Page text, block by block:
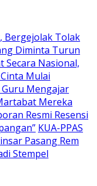
Bergejolak Tolak
Diminta Turun
Secara Nasional,
Mulai
Mengajar
Mereka
Resmi Resensi
KUA-PPAS
Pasang Rem
Stempel